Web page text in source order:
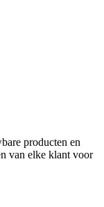
producten en
van elke klant voor